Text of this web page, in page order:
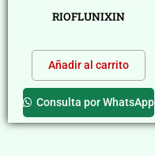
RIOFLUNIXIN
Añadir al carrito
Consulta por WhatsApp